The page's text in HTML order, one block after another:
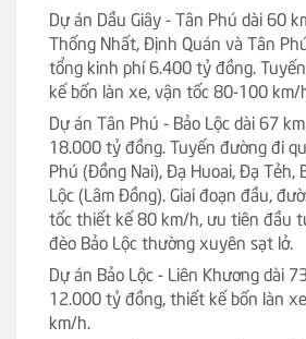
Dự án Dầu Giây - Tân Phú dài 60
Thống Nhất, Định Quán và Tân
tổng kinh phí 6.400 tỷ đồng.
kế bốn làn xe, vận tốc 80-100 km/
Dự án Tân Phú - Bảo Lộc dài 67
18.000 tỷ đồng. Tuyến đường đi
Phú (Đồng Nai), Đạ Huoai, Đạ Tẻh,
Lộc (Lâm Đồng). Giai đoạn đầu,
tốc thiết kế 80 km/h, ưu tiên đầu
đèo Bảo Lộc thường xuyên sạt lở.
Dự án Bảo Lộc - Liên Khương dài
12.000 tỷ đồng, thiết kế bốn làn
km/h.